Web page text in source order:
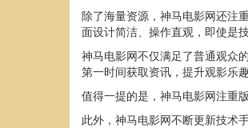
除了海量资源，神马电影网还注
面设计简洁、操作直观，即使是
神马电影网不仅满足了普通观众
第一时间获取资讯，提升观影乐趣
值得一提的是，神马电影网注重
此外，神马电影网不断更新技术